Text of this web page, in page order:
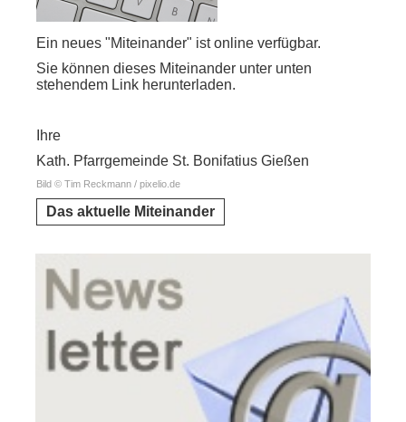
Ein neues "Miteinander" ist online verfügbar.
Sie können dieses Miteinander unter unten
stehendem Link herunterladen.
Ihre
Kath. Pfarrgemeinde St. Bonifatius Gießen
Bild © Tim Reckmann / pixelio.de
Das aktuelle Miteinander